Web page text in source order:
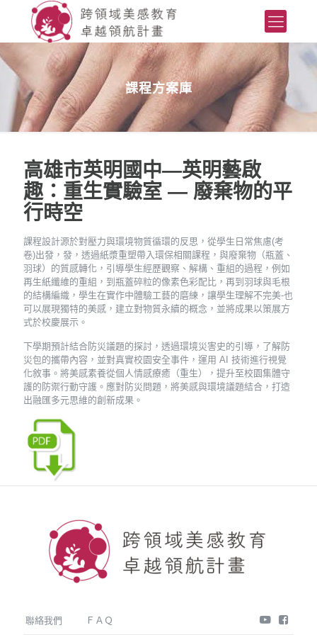
課程方案庫
高雄市英明國中—英明藝啟
趣：重生實驗室 — 廢棄物的平
行時空
課程設計源於對壓力與環境物質循環的反思，從學生日常焦慮(考
卷)出發，發，透過紙漿重塑帶入環保相關課程，與廢棄物（瓶蓋、
羽球）的質感轉化，引導學生經歷觀察、解構、重組的過程，例如
再生紙纖維的重組，到瓶蓋碎粒的像素色彩配比，再到羽球與毛根
的結構編織，學生在實作中體驗工藝的磨練，讓學生理解不完美-也
可以展現獨特的美感，建立對物質永續的概念，並將成果以策展方
式於校慶展示。
下學期預計結合防災議題的探討，透過環境災害史的引導，了解防
災包的攜帶內容，並對真實校園安全事件，運用 AI 技術進行視覺
化敘事。將美感素養從個人情感療癒（重生），提升至校園集體守
護的防禦行動守護。應對防災問題，將美感與環境議題結合，打造
出融匯多元思維的創新成果。
聯絡我們 ＦＡＱ youtube